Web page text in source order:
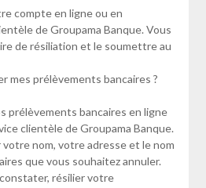
compte en ligne ou en
de Groupama Banque. Vous
de résiliation et le soumettre au
mes prélèvements bancaires ?
prélèvements bancaires en ligne
clientèle de Groupama Banque.
nom, votre adresse et le nom
que vous souhaitez annuler.
résilier votre